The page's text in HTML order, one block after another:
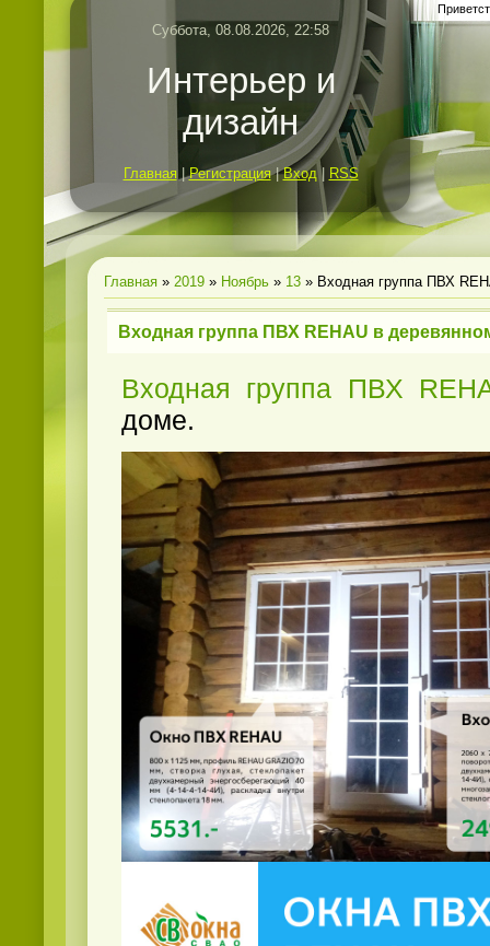
Суббота, 08.08.2026, 22:58
Интерьер и
дизайн
Главная |Регистрация|Вход| RSS
Главная » 2019 » Ноябрь » 13 » Входная группа ПВХ
Входная группа ПВХ REHAU в
Входная группа ПВХ
доме.